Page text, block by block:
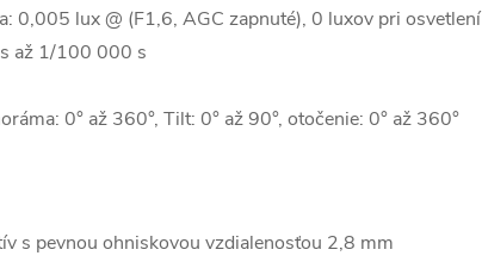
0,005 lux @ (F1,6, AGC zapnuté), 0 luxov pri osvetlení
až 1/100 000 s
0° až 360°, Tilt: 0° až 90°, otočenie: 0° až 360°
s pevnou ohniskovou vzdialenosťou 2,8 mm